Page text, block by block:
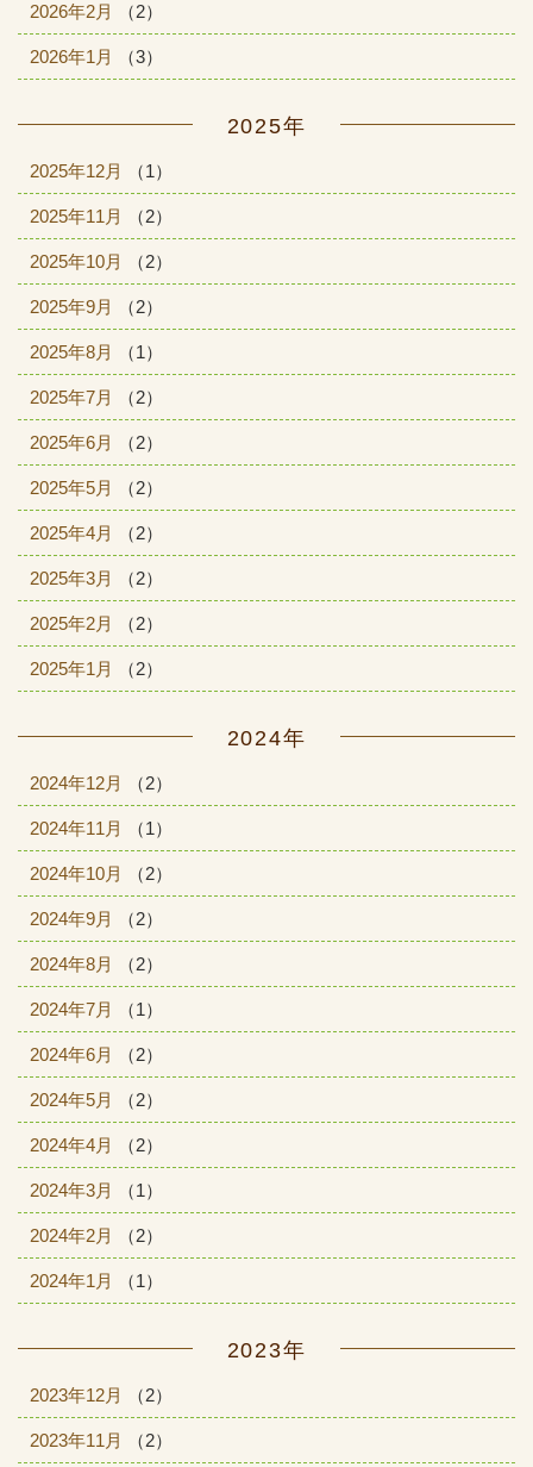
2026年2月 （2）
2026年1月 （3）
2025年
2025年12月 （1）
2025年11月 （2）
2025年10月 （2）
2025年9月 （2）
2025年8月 （1）
2025年7月 （2）
2025年6月 （2）
2025年5月 （2）
2025年4月 （2）
2025年3月 （2）
2025年2月 （2）
2025年1月 （2）
2024年
2024年12月 （2）
2024年11月 （1）
2024年10月 （2）
2024年9月 （2）
2024年8月 （2）
2024年7月 （1）
2024年6月 （2）
2024年5月 （2）
2024年4月 （2）
2024年3月 （1）
2024年2月 （2）
2024年1月 （1）
2023年
2023年12月 （2）
2023年11月 （2）